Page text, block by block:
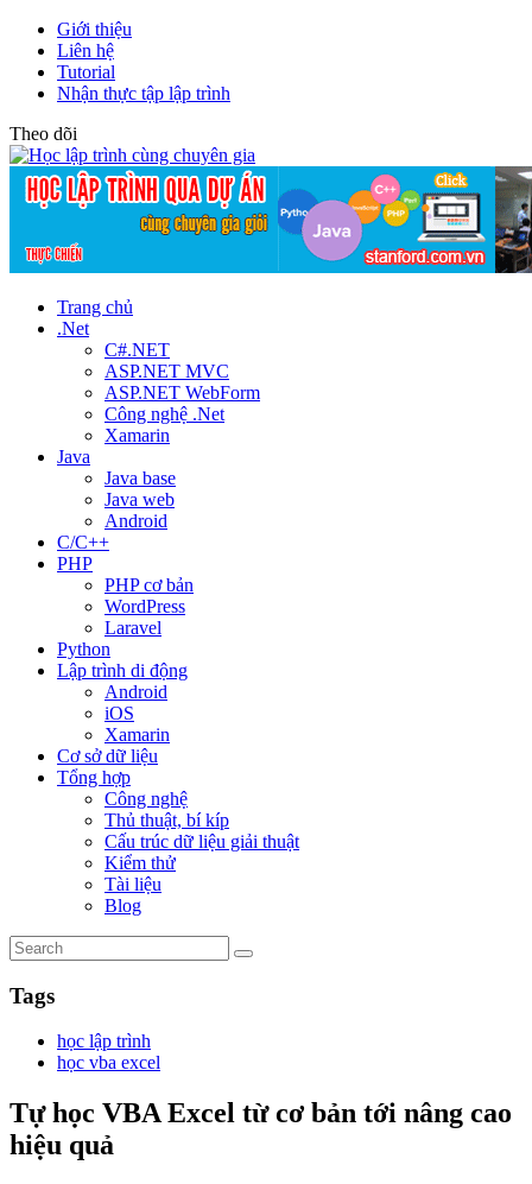
Giới thiệu
Liên hệ
Tutorial
Nhận thực tập lập trình
Theo dõi
Trang chủ
.Net
C#.NET
ASP.NET MVC
ASP.NET WebForm
Công nghệ .Net
Xamarin
Java
Java base
Java web
Android
C/C++
PHP
PHP cơ bản
WordPress
Laravel
Python
Lập trình di động
Android
iOS
Xamarin
Cơ sở dữ liệu
Tổng hợp
Công nghệ
Thủ thuật, bí kíp
Cấu trúc dữ liệu giải thuật
Kiểm thử
Tài liệu
Blog
Tags
học lập trình
học vba excel
Tự học VBA Excel từ cơ bản tới nâng cao
hiệu quả